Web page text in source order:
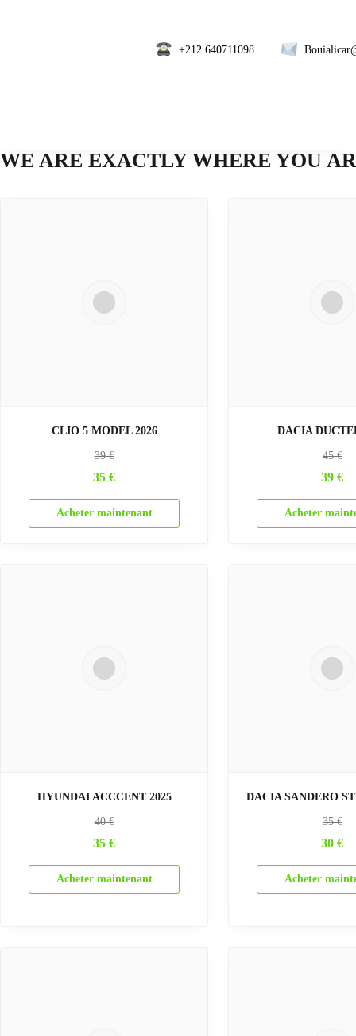
+212 640711098
WE ARE EXACTLY WHERE YOU
CLIO 5 MODEL 2026
39€
35 €
Acheter maintenant
DACIA
45€
39 €
Acheter
HYUNDAI ACCCENT 2025
40€
35 €
Acheter maintenant
DACIA SANDERO
35€
30 €
Acheter